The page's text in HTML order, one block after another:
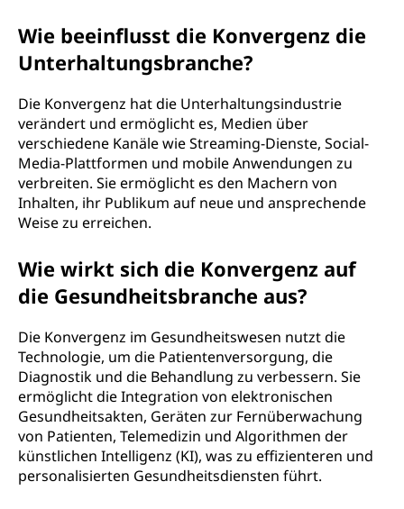
Wie beeinflusst die Konvergenz die
Unterhaltungsbranche?
Die Konvergenz hat die Unterhaltungsindustrie
verändert und ermöglicht es, Medien über
verschiedene Kanäle wie Streaming-Dienste, Social-
Media-Plattformen und mobile Anwendungen zu
verbreiten. Sie ermöglicht es den Machern von
Inhalten, ihr Publikum auf neue und ansprechende
Weise zu erreichen.
Wie wirkt sich die Konvergenz auf
die Gesundheitsbranche aus?
Die Konvergenz im Gesundheitswesen nutzt die
Technologie, um die Patientenversorgung, die
Diagnostik und die Behandlung zu verbessern. Sie
ermöglicht die Integration von elektronischen
Gesundheitsakten, Geräten zur Fernüberwachung
von Patienten, Telemedizin und Algorithmen der
künstlichen Intelligenz (KI), was zu effizienteren und
personalisierten Gesundheitsdiensten führt.